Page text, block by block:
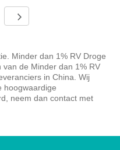
Minder dan 1% RV Droge
de Minder dan 1% RV
in China. Wij
hoogwaardige
neem dan contact met